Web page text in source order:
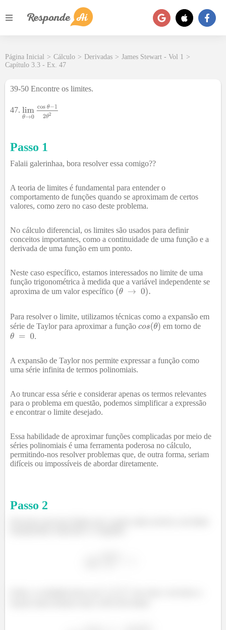
Página Inicial > Cálculo > Derivadas > James Stewart - Vol 1 >
Capítulo 3.3 - Ex. 47
39-50 Encontre os limites.
47.
Passo 1
Falaii galerinhaa, bora resolver essa comigo??
A teoria de limites é fundamental para entender o
comportamento de funções quando se aproximam de certos
valores, como zero no caso deste problema.
No cálculo diferencial, os limites são usados para definir
conceitos importantes, como a continuidade de uma função e a
derivada de uma função em um ponto.
Neste caso específico, estamos interessados no limite de uma
função trigonométrica à medida que a variável independente se
aproxima de um valor específico
Para resolver o limite, utilizamos técnicas como a expansão em
série de Taylor para aproximar a função
em torno de
.
A expansão de Taylor nos permite expressar a função como
uma série infinita de termos polinomiais.
Ao truncar essa série e considerar apenas os termos relevantes
para o problema em questão, podemos simplificar a expressão
e encontrar o limite desejado.
Essa habilidade de aproximar funções complicadas por meio de
séries polinomiais é uma ferramenta poderosa no cálculo,
permitindo-nos resolver problemas que, de outra forma, seriam
difíceis ou impossíveis de abordar diretamente.
Passo 2